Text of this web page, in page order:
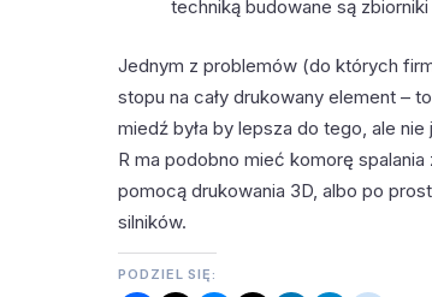
techniką budowane są
Jednym z problemów (do których
stopu na cały drukowany element –
miedź była by lepsza do tego, ale
R ma podobno mieć komorę
pomocą drukowania 3D, albo po
silników.
PODZIEL SIĘ: